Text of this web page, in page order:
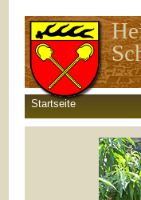
Startseite